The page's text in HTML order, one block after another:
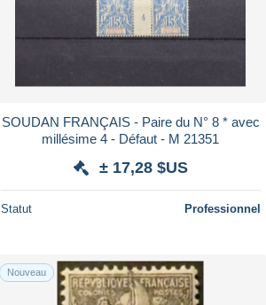
SOUDAN FRANÇAIS - Paire du N° 8 * avec
millésime 4 - Défaut - M 21351
± 17,28 $US
Statut Professionnel
Nouveau